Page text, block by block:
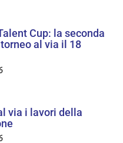
Cup: la seconda
al via il 18
via i lavori della